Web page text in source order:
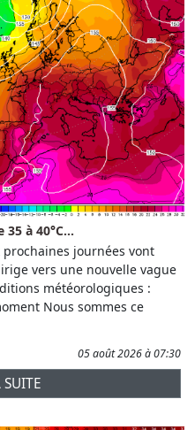
à 40°C...
prochaines journées vont
vers une nouvelle vague
météorologiques :
Nous sommes ce
05 août 2026 à 07:30
SUITE